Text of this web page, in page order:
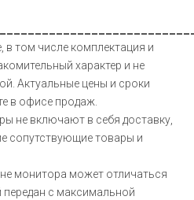
том числе комплектация и
характер и не
Актуальные цены и сроки
в офисе продаж.
не включают в себя доставку,
сопутствующие товары и
монитора может отличаться
передан с максимальной